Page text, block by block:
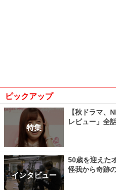
ピックアップ
特集
【秋ドラマ、
レビュー」全
インタビュー
50歳を迎えた
怪我から奇跡